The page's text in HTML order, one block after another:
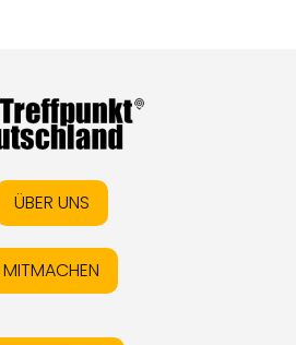
ÜBER UNS
MITMACHEN